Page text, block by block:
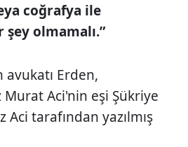
coğrafya ile
şey olmamalı.”
Erden,
Aci'nin eşi Şükriye
Aci tarafından yazılmış